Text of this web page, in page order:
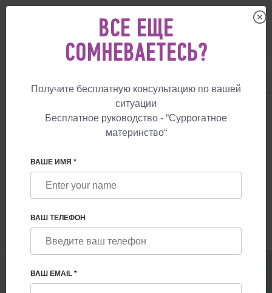
СУРРОГАТНОЕ МАТЕРИНСТВО БЛОГ
ДОГОВОРЫ НА СУРРОГАТНОЕ
МАТЕРИНСТВО: ВАША КАРТА ДЛЯ
УСПЕШНОГО СУРРОГАТНОГО
ПУТЕШЕСТВИЯ
ВСЕ ЕЩЕ
СОМНЕВАЕТЕСЬ?
Получите бесплатную консультацию по вашей
ситуации
Бесплатное руководство - “Суррогатное
материнство“
ВАШЕ ИМЯ *
ВАШ ТЕЛЕФОН
ВАШ EMAIL *